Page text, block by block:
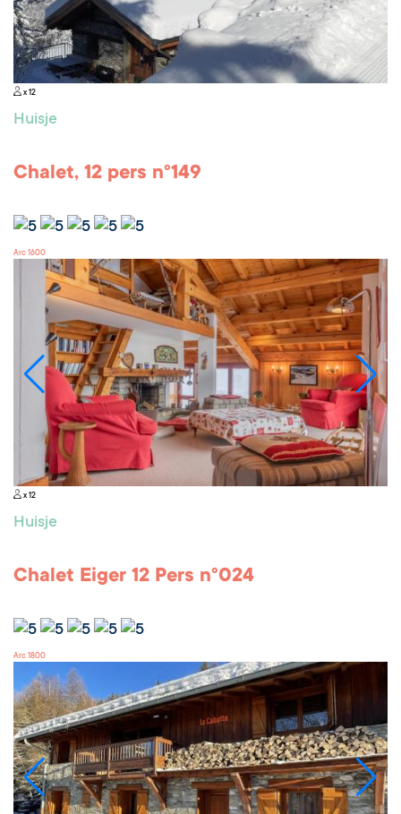
x 12
Huisje
Chalet, 12 pers n°149
Arc 1600
x 12
Huisje
Chalet Eiger 12 Pers n°024
Arc 1800